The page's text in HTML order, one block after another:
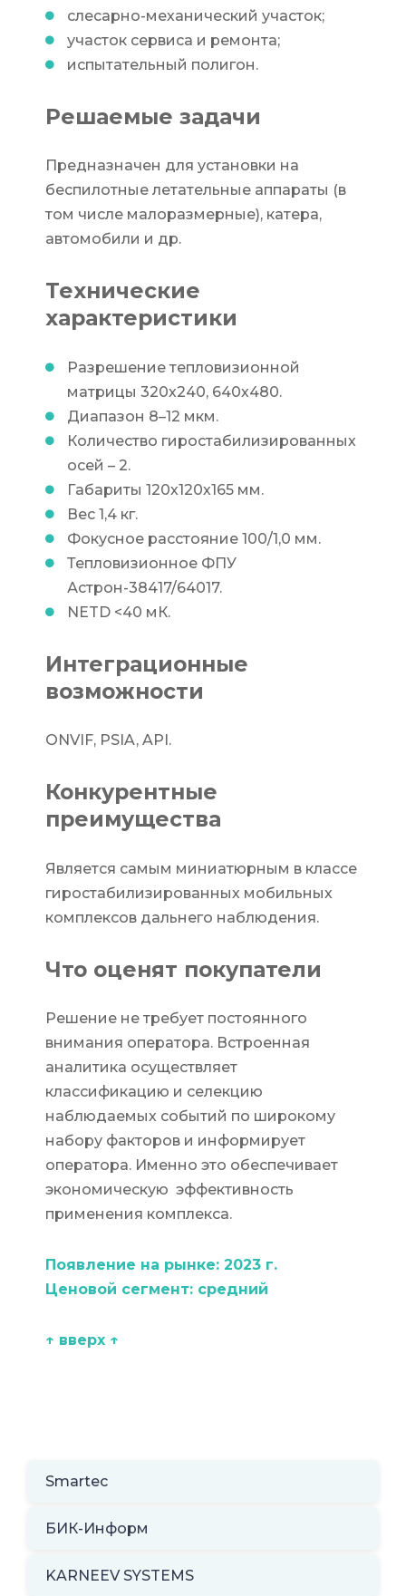
слесарно-механический участок;
участок сервиса и ремонта;
испытательный полигон.
Решаемые задачи
Предназначен для установки на
беспилотные летательные аппараты (в
том числе малоразмерные), катера,
автомобили и др.
Технические
характеристики
Разрешение тепловизионной
матрицы 320х240, 640х480.
Диапазон 8–12 мкм.
Количество гиростабилизированных
осей – 2.
Габариты 120х120х165 мм.
Вес 1,4 кг.
Фокусное расстояние 100/1,0 мм.
Тепловизионное ФПУ
Астрон-38417/64017.
NETD <40 мК.
Интеграционные
возможности
ONVIF, PSIA, API.
Конкурентные
преимущества
Является самым миниатюрным в классе
гиростабилизированных мобильных
комплексов дальнего наблюдения.
Что оценят покупатели
Решение не требует постоянного
внимания оператора. Встроенная
аналитика осуществляет
классификацию и селекцию
наблюдаемых событий по широкому
набору факторов и информирует
оператора. Именно это обеспечивает
экономическую эффективность
применения комплекса.
Появление на рынке: 2023 г.
Ценовой сегмент: средний
↑ вверх ↑
Smartec
БИК-Информ
KARNEEV SYSTEMS